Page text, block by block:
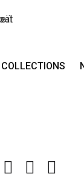
COLLECTIONS
LA GALERIE
LA GALERIE ART